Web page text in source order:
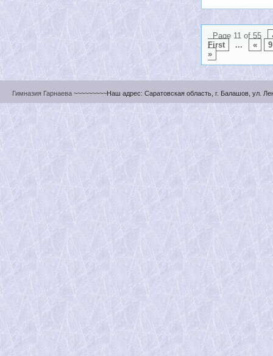
Page 11 of 55
First
... «
9
»
Гимназия Гарнаева ~~~~~~~~~Наш адрес: Саратовская область, г. Балашов, ул.